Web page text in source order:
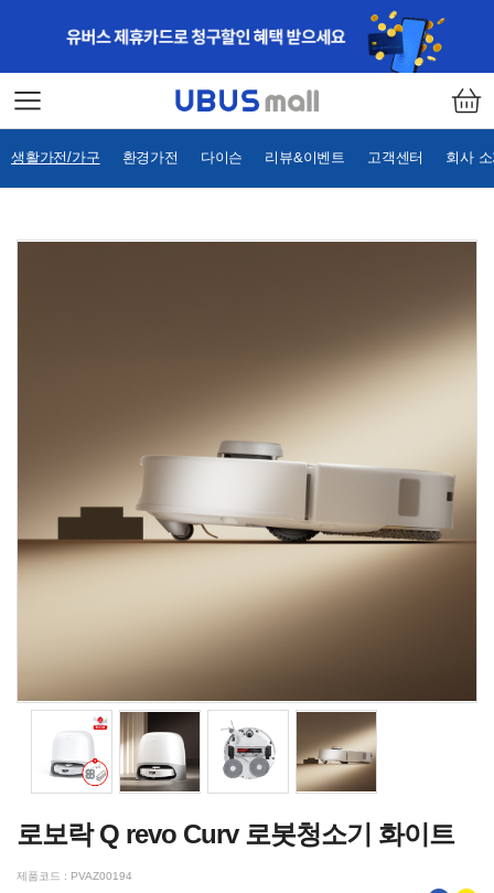
생활가전/가구 환경가전 다이슨 리뷰&이벤트 고객센터 회사
로보락 Q revo Curv 로봇청소기 화이트
제품코드 : PVAZ00194